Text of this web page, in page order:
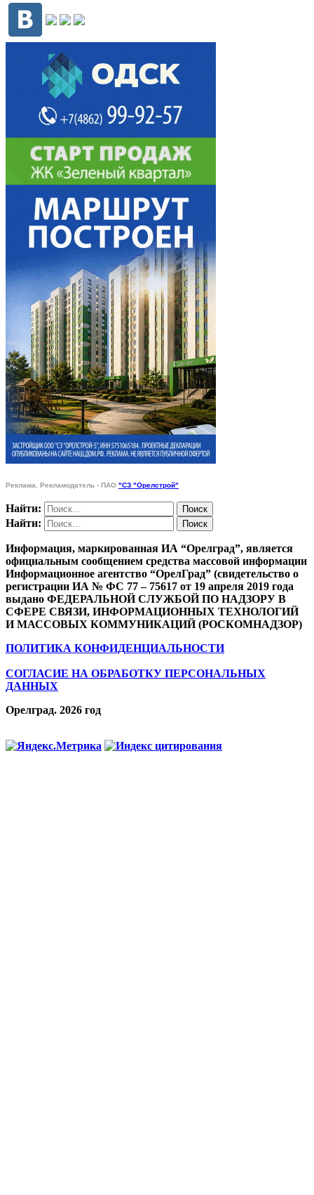
Реклама. Рекламодатель - ПАО "СЗ "Орелстрой"
Найти:
Найти:
Информация, маркированная ИА “Орелград”, является
официальным сообщением средства массовой информации
Информационное агентство “ОрелГрад” (свидетельство о
регистрации ИА № ФС 77 – 75617 от 19 апреля 2019 года
выдано ФЕДЕРАЛЬНОЙ СЛУЖБОЙ ПО НАДЗОРУ В
СФЕРЕ СВЯЗИ, ИНФОРМАЦИОННЫХ ТЕХНОЛОГИЙ
И МАССОВЫХ КОММУНИКАЦИЙ (РОСКОМНАДЗОР)
ПОЛИТИКА КОНФИДЕНЦИАЛЬНОСТИ
СОГЛАСИЕ НА ОБРАБОТКУ ПЕРСОНАЛЬНЫХ
ДАННЫХ
Орелград. 2026 год